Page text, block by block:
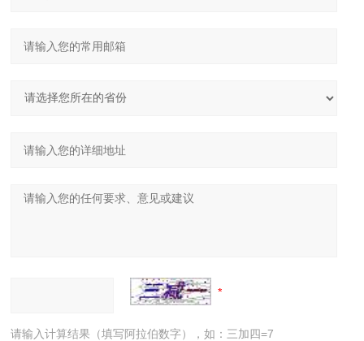
请输入计算结果（填写阿拉伯数字），如：三加四=7